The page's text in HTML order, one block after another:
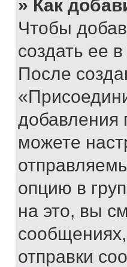
» Как
Чтобы
создать ее
После
можете
опцию в
на это, вы
отправки